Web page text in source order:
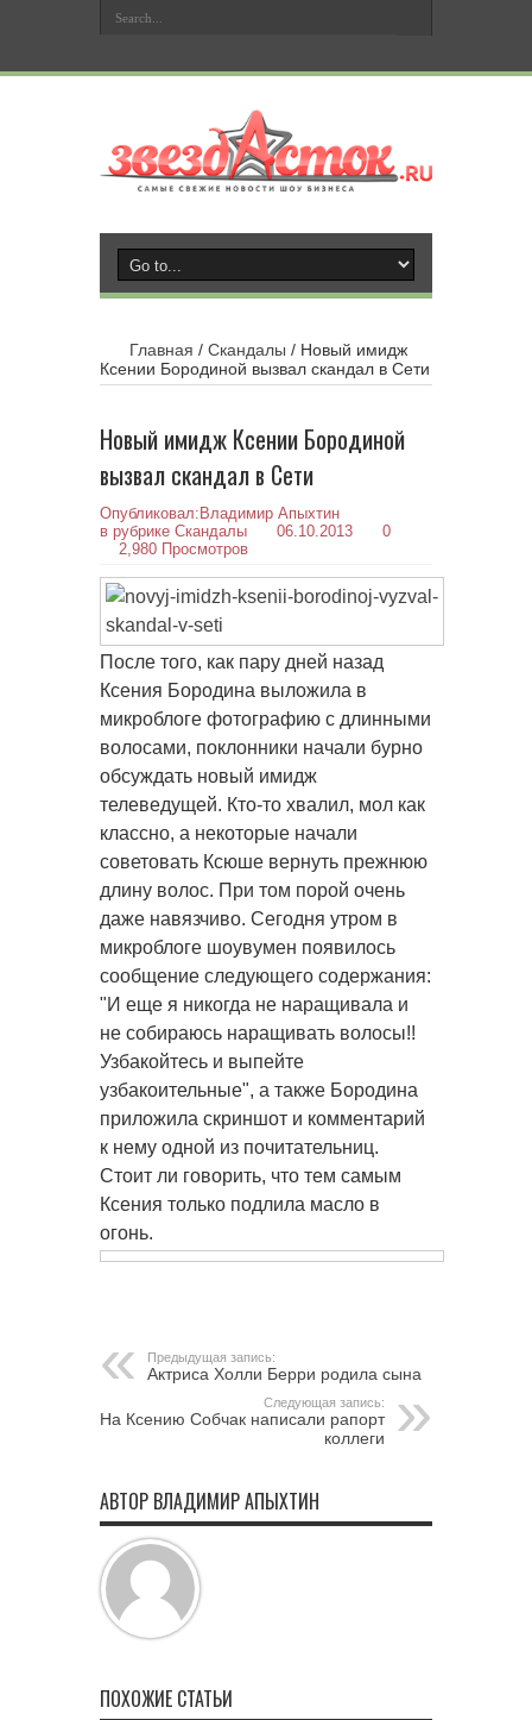
Главная / Скандалы / Новый имидж
Ксении Бородиной вызвал скандал в Сети
Новый имидж Ксении Бородиной
вызвал скандал в Сети
Опубликовал:Владимир Апыхтин
в рубрике Скандалы 06.10.2013
0
2,980 Просмотров
После того, как пару дней назад
Ксения Бородина выложила в
микроблоге фотографию с длинными
волосами, поклонники начали бурно
обсуждать новый имидж
телеведущей. Кто-то хвалил, мол как
классно, а некоторые начали
советовать Ксюше вернуть прежнюю
длину волос. При том порой очень
даже навязчиво. Сегодня утром в
микроблоге шоувумен появилось
сообщение следующего содержания:
"И еще я никогда не наращивала и
не собираюсь наращивать волосы!!
Узбакойтесь и выпейте
узбакоительные", а также Бородина
приложила скриншот и комментарий
к нему одной из почитательниц.
Стоит ли говорить, что тем самым
Ксения только подлила масло в
огонь.
Предыдущая запись:
Актриса Холли Берри родила сына
Следующая запись:
На Ксению Собчак написали рапорт
коллеги
АВТОР ВЛАДИМИР АПЫХТИН
ПОХОЖИЕ СТАТЬИ